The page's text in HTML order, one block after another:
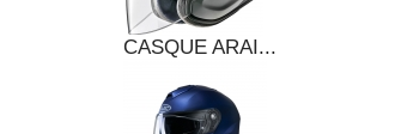
CASQUE ARAI...